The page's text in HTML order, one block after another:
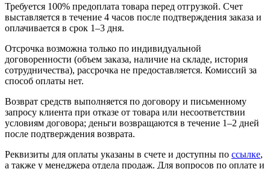
Требуется 100% предоплата товара перед отгрузкой. Счет
выставляется в течение 4 часов после подтверждения заказа и
оплачивается в срок 1–3 дня.
Отсрочка возможна только по индивидуальной
договоренности (объем заказа, наличие на складе, история
сотрудничества), рассрочка не предоставляется. Комиссий за
способ оплаты нет.
Возврат средств выполняется по договору и письменному
запросу клиента при отказе от товара или несоответствии
условиям договора; деньги возвращаются в течение 1–2 дней
после подтверждения возврата.
Реквизиты для оплаты указаны в счете и доступны по ссылке,
а также у менеджера отдела продаж. Для вопросов по оплате и